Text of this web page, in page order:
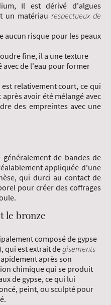
Il est dérivé d'algues
un matériau respectueux de
aucun risque pour les peaux
fine, il a une texture
avec de l'eau pour former
relativement court, ce qui
avoir été mélangé avec
des empreintes avec une
généralement de bandes de
appliquée d'une
qui durci au contact de
pour créer des coffrages
le bronze
composé de gypse
qui est extrait degisements
après son
chimique qui se produit
de gypse, ce qui lui
peint, ou sculpté pour